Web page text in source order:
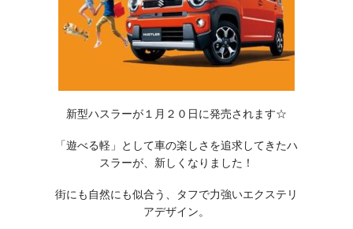
新型ハスラーが１月２０日に発売されます☆
「遊べる軽」として車の楽しさを追求してきたハ
スラーが、新しくなりました！
街にも自然にも似合う、タフで力強いエクステリ
アデザイン。